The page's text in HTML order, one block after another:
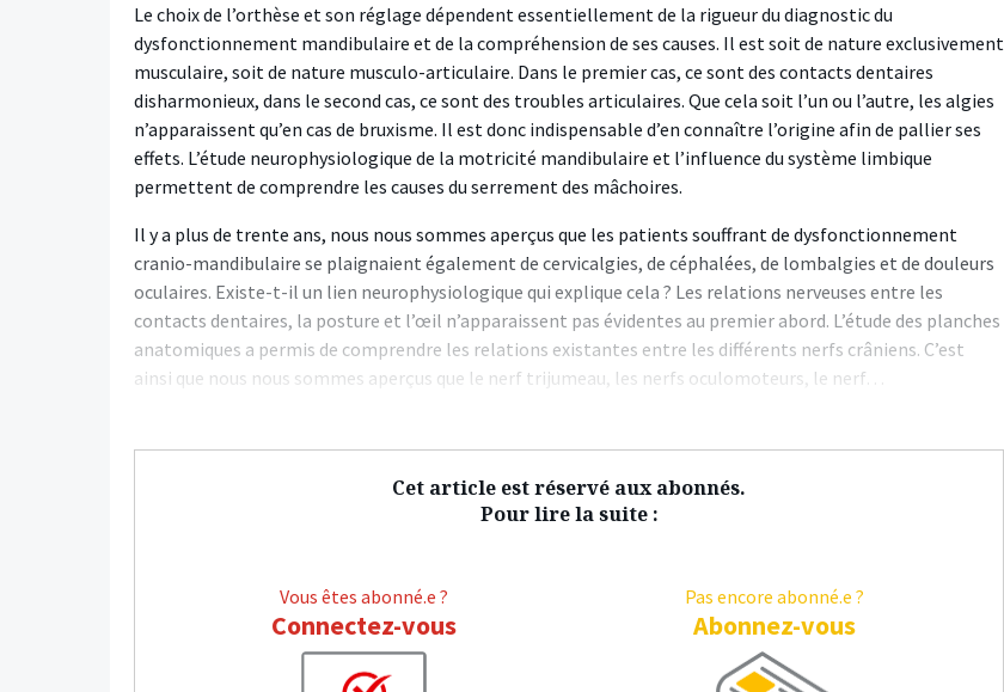
Le choix de l’orthèse et son réglage dépendent essentiellement de la rigueur du diagnostic du
dysfonctionnement mandibulaire et de la compréhension de ses causes. Il est soit de nature exclusivement
musculaire, soit de nature musculo-articulaire. Dans le premier cas, ce sont des contacts dentaires
disharmonieux, dans le second cas, ce sont des troubles articulaires. Que cela soit l’un ou l’autre, les algies
n’apparaissent qu’en cas de bruxisme. Il est donc indispensable d’en connaître l’origine afin de pallier ses
effets. L’étude neurophysiologique de la motricité mandibulaire et l’influence du système limbique
permettent de comprendre les causes du serrement des mâchoires.
Il y a plus de trente ans, nous nous sommes aperçus que les patients souffrant de dysfonctionnement
cranio-mandibulaire se plaignaient également de cervicalgies, de céphalées, de lombalgies et de douleurs
oculaires. Existe-t-il un lien neurophysiologique qui explique cela ? Les relations nerveuses entre les
contacts dentaires, la posture et l’œil n’apparaissent pas évidentes au premier abord. L’étude des planches
anatomiques a permis de comprendre les relations existantes entre les différents nerfs crâniens. C’est
ainsi que nous nous sommes aperçus que le nerf trijumeau, les nerfs oculomoteurs, le nerf…
Cet article est réservé aux abonnés.
Pour lire la suite :
Vous êtes abonné.e ?
Connectez-vous
Pas encore abonné.e ?
Abonnez-vous